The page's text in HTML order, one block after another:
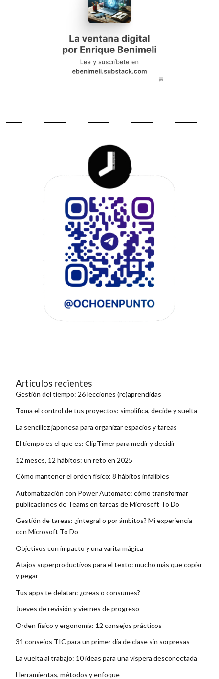
Artículos recientes
Gestión del tiempo: 26 lecciones (re)aprendidas
Toma el control de tus proyectos: simplifica, decide y suelta
La sencillez japonesa para organizar espacios y tareas
El tiempo es el que es: ClipTimer para medir y decidir
12 meses, 12 hábitos: un reto en 2025
Cómo mantener el orden físico: 8 hábitos infalibles
Automatización con Power Automate: cómo transformar
publicaciones de Teams en tareas de Microsoft To Do
Gestión de tareas: ¿integral o por ámbitos? Mi experiencia
con Microsoft To Do
Objetivos con impacto y una varita mágica
Atajos superproductivos para el texto: mucho más que copiar
y pegar
Tus apps te delatan: ¿creas o consumes?
Jueves de revisión y viernes de progreso
Orden físico y ergonomía: 12 consejos prácticos
31 consejos TIC para un primer día de clase sin sorpresas
La vuelta al trabajo: 10 ideas para una víspera desconectada
Herramientas, métodos y enfoque